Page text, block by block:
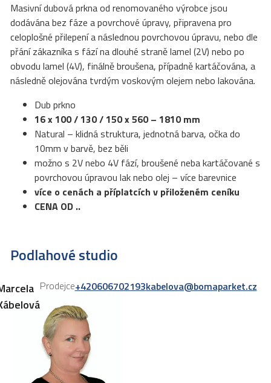
Masivní dubová prkna od renomovaného výrobce jsou
dodávána bez fáze a povrchové úpravy, připravena pro
celoplošné přilepení a následnou povrchovou úpravu, nebo dle
přání zákazníka s fází na dlouhé straně lamel (2V) nebo po
obvodu lamel (4V), finálně broušena, případně kartáčována, a
následně olejována tvrdým voskovým olejem nebo lakována.
Dub prkno
16 x 100 / 130 / 150 x 560 – 1810 mm
Natural – klidná struktura, jednotná barva, očka do
10mm v barvě, bez běli
možno s 2V nebo 4V fází, broušené neba kartáčované s
povrchovou úpravou lak nebo olej – více barevnice
více o cenách a příplatcích v přiloženém ceníku
CENA OD ..
Podlahové studio
Prodejce+420606702193kabelova@bomaparket.cz